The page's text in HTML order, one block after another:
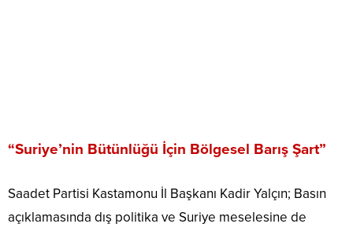
“Suriye’nin Bütünlüğü İçin Bölgesel Barış Şart”
Saadet Partisi Kastamonu İl Başkanı Kadir Yalçın; Basın
açıklamasında dış politika ve Suriye meselesine de